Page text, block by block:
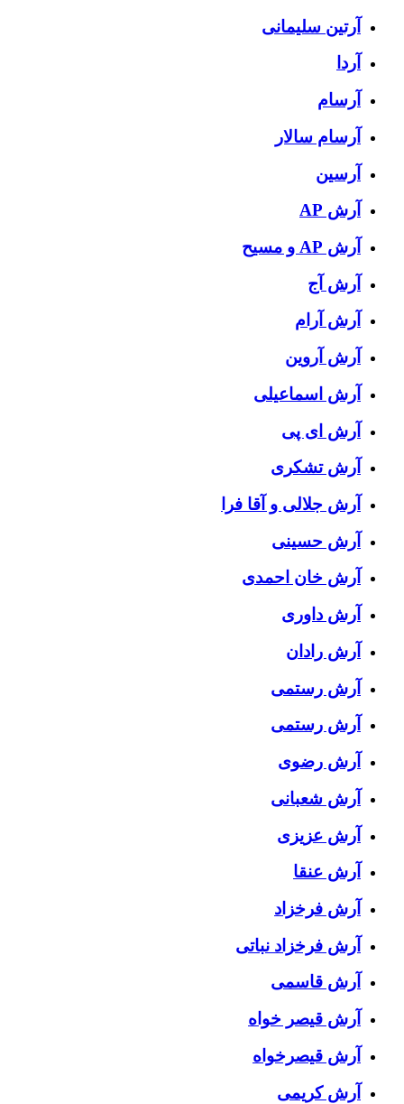
آرتین سلیمانی
آردا
آرسام
آرسام سالار
آرسین
آرش AP
آرش AP و مسیح
آرش آج
آرش آرام
آرش آروین
آرش اسماعیلی
آرش ای پی
آرش تشکری
آرش جلالی و آقا فرا
آرش حسینی
آرش خان احمدی
آرش داوری
آرش رادان
آرش رستمى
آرش رستمی
آرش رضوی
آرش شعبانی
آرش عزیزی
آرش عنقا
آرش فرخزاد
آرش فرخزاد نباتی
آرش قاسمی
آرش قیصر خواه
آرش قیصرخواه
آرش کریمی